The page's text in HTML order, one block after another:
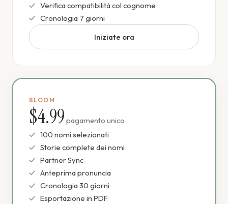
Verifica compatibilità col cognome
Cronologia 7 giorni
Iniziate ora
BLOOM
$4.99 pagamento unico
100 nomi selezionati
Storie complete dei nomi
Partner Sync
Anteprima pronuncia
Cronologia 30 giorni
Esportazione in PDF